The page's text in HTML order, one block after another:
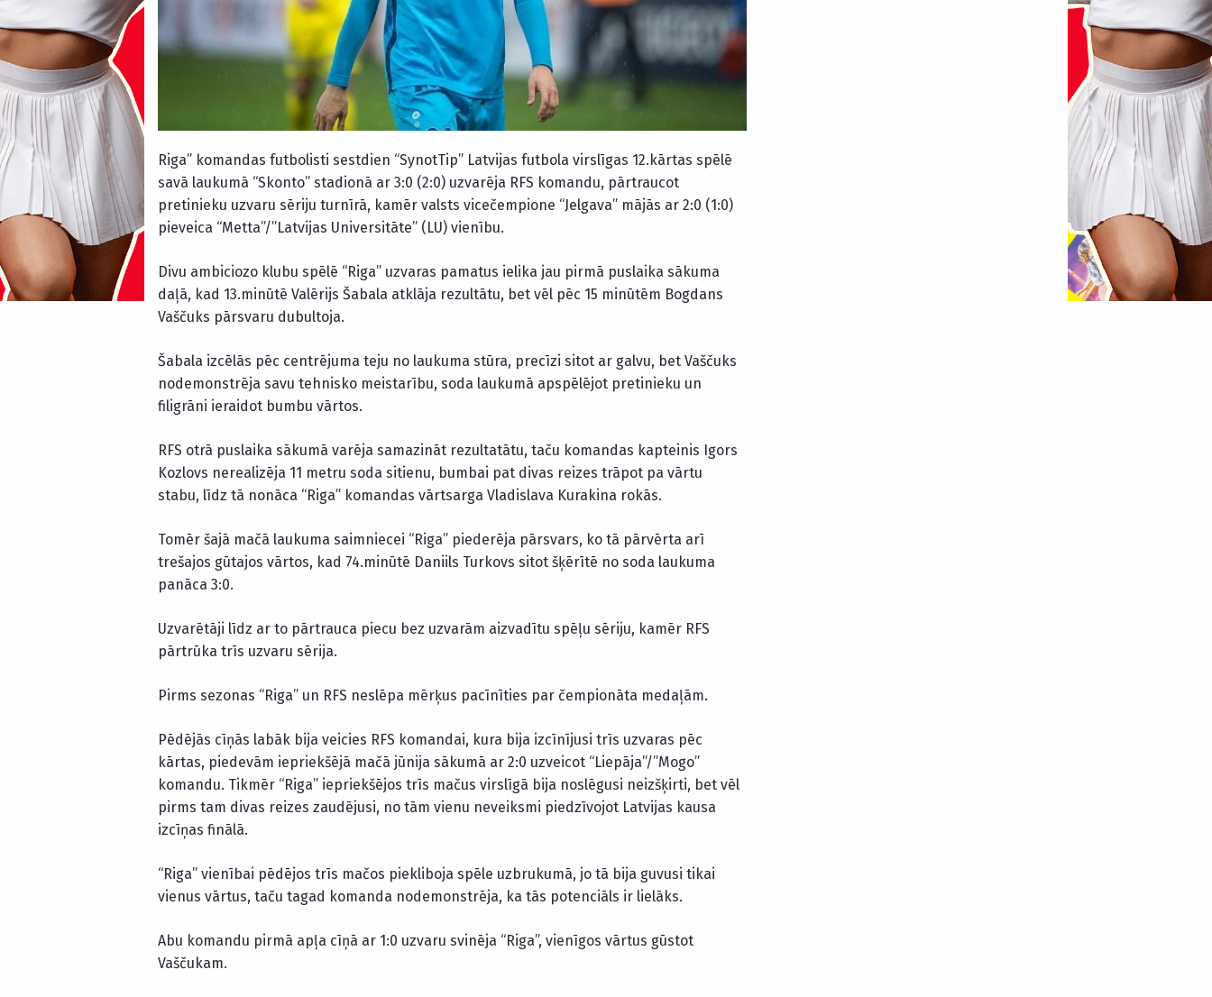
Riga” komandas futbolisti sestdien “SynotTip” Latvijas futbola virslīgas 12.kārtas spēlē
savā laukumā “Skonto” stadionā ar 3:0 (2:0) uzvarēja RFS komandu, pārtraucot
pretinieku uzvaru sēriju turnīrā, kamēr valsts vicečempione “Jelgava” mājās ar 2:0 (1:0)
pieveica “Metta”/”Latvijas Universitāte” (LU) vienību.
Divu ambiciozo klubu spēlē “Riga” uzvaras pamatus ielika jau pirmā puslaika sākuma
daļā, kad 13.minūtē Valērijs Šabala atklāja rezultātu, bet vēl pēc 15 minūtēm Bogdans
Vaščuks pārsvaru dubultoja.
Šabala izcēlās pēc centrējuma teju no laukuma stūra, precīzi sitot ar galvu, bet Vaščuks
nodemonstrēja savu tehnisko meistarību, soda laukumā apspēlējot pretinieku un
filigrāni ieraidot bumbu vārtos.
RFS otrā puslaika sākumā varēja samazināt rezultatātu, taču komandas kapteinis Igors
Kozlovs nerealizēja 11 metru soda sitienu, bumbai pat divas reizes trāpot pa vārtu
stabu, līdz tā nonāca “Riga” komandas vārtsarga Vladislava Kurakina rokās.
Tomēr šajā mačā laukuma saimniecei “Riga” piederēja pārsvars, ko tā pārvērta arī
trešajos gūtajos vārtos, kad 74.minūtē Daniils Turkovs sitot šķērītē no soda laukuma
panāca 3:0.
Uzvarētāji līdz ar to pārtrauca piecu bez uzvarām aizvadītu spēļu sēriju, kamēr RFS
pārtrūka trīs uzvaru sērija.
Pirms sezonas “Riga” un RFS neslēpa mērķus pacīnīties par čempionāta medaļām.
Pēdējās cīņās labāk bija veicies RFS komandai, kura bija izcīnījusi trīs uzvaras pēc
kārtas, piedevām iepriekšējā mačā jūnija sākumā ar 2:0 uzveicot “Liepāja”/”Mogo”
komandu. Tikmēr “Riga” iepriekšējos trīs mačus virslīgā bija noslēgusi neizšķirti, bet vēl
pirms tam divas reizes zaudējusi, no tām vienu neveiksmi piedzīvojot Latvijas kausa
izcīņas finālā.
“Riga” vienībai pēdējos trīs mačos piekliboja spēle uzbrukumā, jo tā bija guvusi tikai
vienus vārtus, taču tagad komanda nodemonstrēja, ka tās potenciāls ir lielāks.
Abu komandu pirmā apļa cīņā ar 1:0 uzvaru svinēja “Riga”, vienīgos vārtus gūstot
Vaščukam.